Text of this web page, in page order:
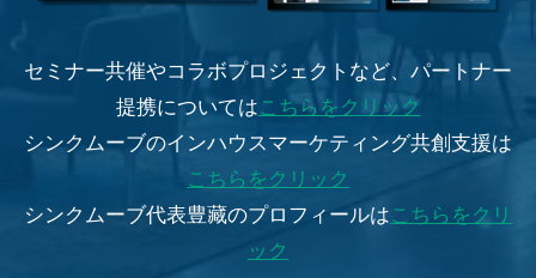
セミナー共催やコラボプロジェクトなど、パートナー
提携についてはこちらをクリック
シンクムーブのインハウスマーケティング共創支援は
こちらをクリック
シンクムーブ代表豊藏のプロフィールはこちらをクリ
ック